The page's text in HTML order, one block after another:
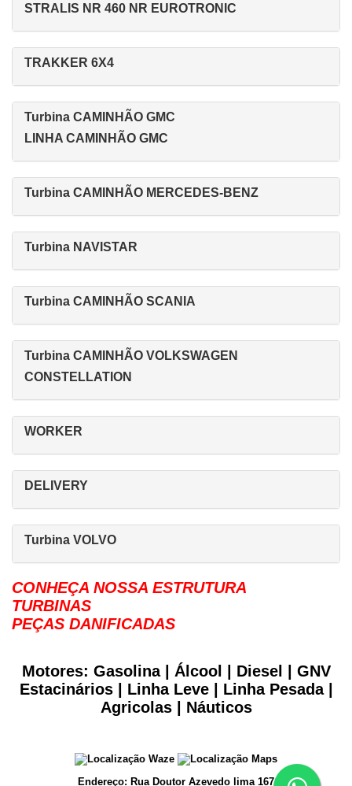
STRALIS NR 460 NR EUROTRONIC
TRAKKER 6X4
Turbina CAMINHÃO GMC
LINHA CAMINHÃO GMC
Turbina CAMINHÃO MERCEDES-BENZ
Turbina NAVISTAR
Turbina CAMINHÃO SCANIA
Turbina CAMINHÃO VOLKSWAGEN
CONSTELLATION
WORKER
DELIVERY
Turbina VOLVO
CONHEÇA NOSSA ESTRUTURA
TURBINAS
PEÇAS DANIFICADAS
Motores: Gasolina | Álcool | Diesel | GNV
Estacinários | Linha Leve | Linha Pesada |
Agricolas | Náuticos
Endereço: Rua Doutor Azevedo lima 167